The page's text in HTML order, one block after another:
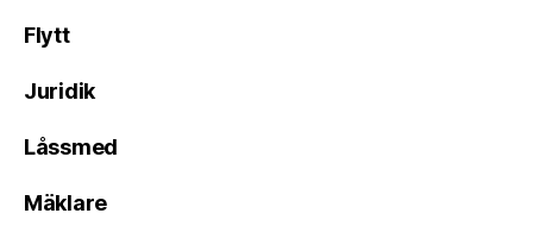
Flytt
Juridik
Låssmed
Mäklare